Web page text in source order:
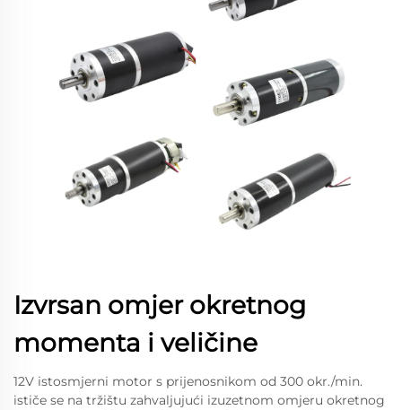
Izvrsan omjer okretnog
momenta i veličine
12V istosmjerni motor s prijenosnikom od 300 okr./min.
ističe se na tržištu zahvaljujući izuzetnom omjeru okretnog